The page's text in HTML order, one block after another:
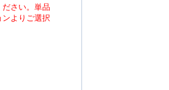
さい。単品
よりご選択